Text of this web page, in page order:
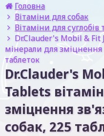
Головна
Вітаміни для собак
Вітаміни для суглобів
Dr.Clauder's Mobil & Fit
мінерали для зміцнення
таблеток
Dr.Clauder's
Tablets
зміцнення
собак, 225